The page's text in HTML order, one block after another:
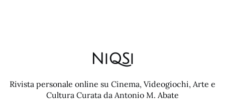
NiQSi
Rivista personale online su Cinema, Videogiochi, Arte e
Cultura Curata da Antonio M. Abate